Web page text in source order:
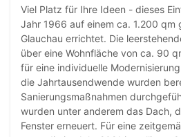
Viel Platz für Ihre Ideen - dieses
Jahr 1966 auf einem ca. 1.200 qm
Glauchau errichtet. Die
über eine Wohnfläche von ca. 90
für eine individuelle
die Jahrtausendwende wurden
Sanierungsmaßnahmen
wurden unter anderem das Dach,
Fenster erneuert. Für eine